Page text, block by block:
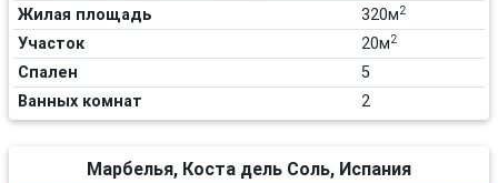
Жилая площадь 320м2
Участок 20м2
Спален
5
Ванных комнат
2
Марбелья, Коста дель Соль, Испания